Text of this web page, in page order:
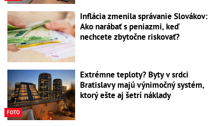
Inflácia zmenila správanie Slovákov:
Ako narábať s peniazmi, keď
nechcete zbytočne riskovať?
FOTO
Extrémne teploty? Byty v srdci
Bratislavy majú výnimočný systém,
ktorý ešte aj šetrí náklady